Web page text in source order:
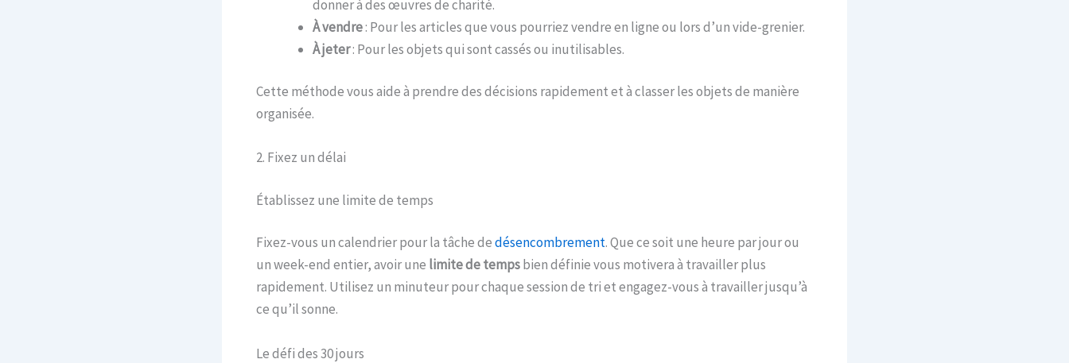
donner à des œuvres de charité.
À vendre: Pour les articles que vous pourriez vendre en ligne ou lors d’un vide-grenier.
À jeter: Pour les objets qui sont cassés ou inutilisables.
Cette méthode vous aide à prendre des décisions rapidement et à classer les objets de manière
organisée.
2. Fixez un délai
Établissez une limite de temps
Fixez-vous un calendrier pour la tâche dedésencombrement. Que ce soit une heure par jour ou
un week-end entier, avoir une limite de tempsbien définie vous motivera à travailler plus
rapidement. Utilisez un minuteur pour chaque session de tri et engagez-vous à travailler jusqu’à
ce qu’il sonne.
Le défi des 30 jours